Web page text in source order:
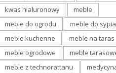
kwas hialuronowy
meble
meble do ogrodu
meble do
meble kuchenne
meble na taras
meble ogrodowe
meble
meble z technorattanu